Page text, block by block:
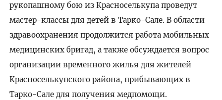
рукопашному бою из Красноселькупа проведут
мастер-классы для детей в Тарко-Сале. В области
здравоохранения продолжится работа мобильных
медицинских бригад, а также обсуждается вопрос
организации временного жилья для жителей
Красноселькупского района, прибывающих в
Тарко-Сале для получения медпомощи.